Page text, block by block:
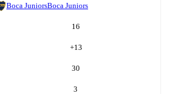
Boca JuniorsBoca Juniors
16
+13
30
3